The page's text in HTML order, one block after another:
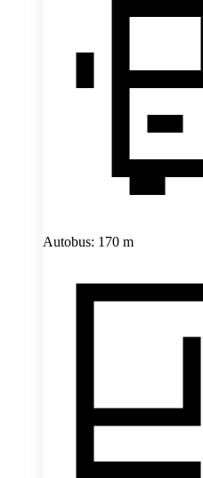
Autobus: 170 m